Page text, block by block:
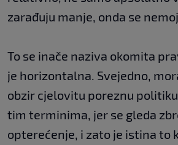
zarađuju manje, onda se
To se inače naziva okomita
je horizontalna. Svejedno,
obzir cjelovitu poreznu
tim terminima, jer se gleda
opterećenje, i zato je istina to